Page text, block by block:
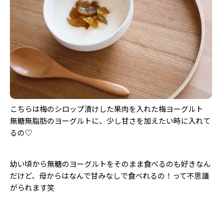
こちらは梅のシロップ漬けした果肉を入れた梅ヨーグルト
無糖無脂肪のヨーグルトに、少し甘さを加えたい時に入れて
るの♡
幼い頃から無糖のヨーグルトをそのまま食べるのも好きなん
だけど、母からはなんで甘みなしで食べれるの！って不思議
がられます笑